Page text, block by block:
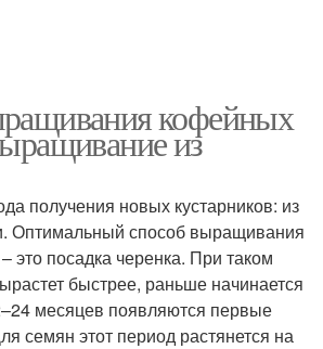
кофейных
из
получения новых кустарников: из
Оптимальный способ выращивания
это посадка черенка. При таком
быстрее, раньше начинается
месяцев появляются первые
семян этот период растянется на